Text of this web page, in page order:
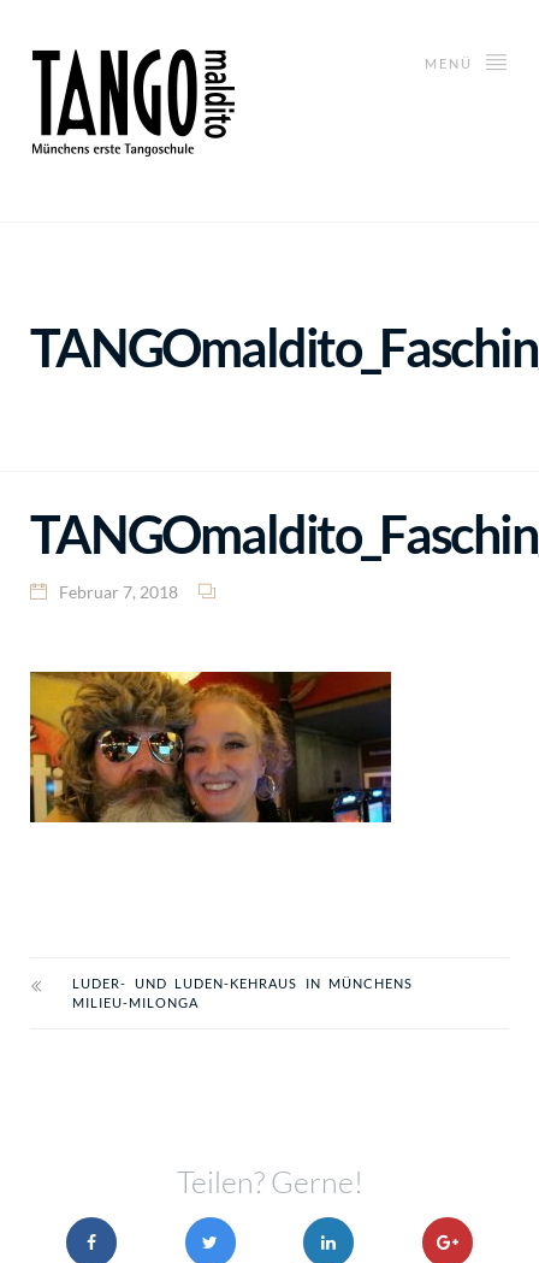
MENÜ
Februar 7, 2018
LUDER- UND LUDEN-KEHRAUS IN MÜNCHENS
MILIEU-MILONGA
Teilen? Gerne!